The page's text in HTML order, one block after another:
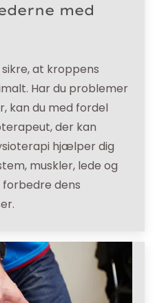
med
at kroppens
Har du problemer
kan du med fordel
der kan
hjælper dig
muskler, lede og
forbedre dens